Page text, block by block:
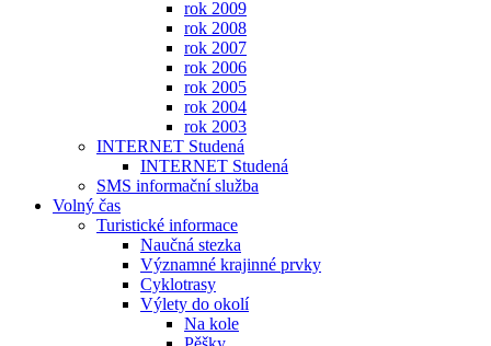
rok 2009
rok 2008
rok 2007
rok 2006
rok 2005
rok 2004
rok 2003
INTERNET Studená
INTERNET Studená
SMS informační služba
Volný čas
Turistické informace
Naučná stezka
Významné krajinné prvky
Cyklotrasy
Výlety do okolí
Na kole